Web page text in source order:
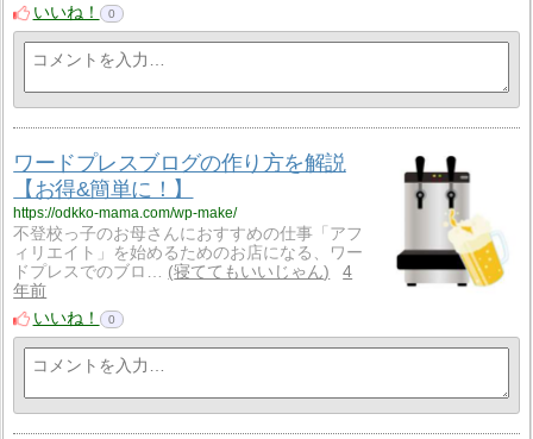
いいね！
0
ワードプレスブログの作り方を解説
【お得&簡単に！】
https://odkko-mama.com/wp-make/
不登校っ子のお母さんにおすすめの仕事「アフ
ィリエイト」を始めるためのお店になる、ワー
ドプレスでのブロ…
寝ててもいいじゃん
4
年前
いいね！
0